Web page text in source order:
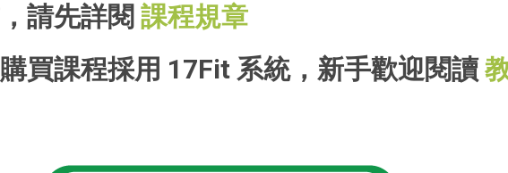
請先詳閱 課程規章
買課程採用 17Fit 系統，新手歡迎閱讀